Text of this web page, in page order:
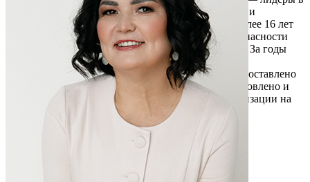
сфере пожарной безопасности на территории Уфы и
Республики Башкортостан. Наша компания уже более 16 лет
успешно оказывает услуги в сфере пожарной безопасности
объектов различной направленности и сложности. За годы
работы нами было выполнено более 350 проектов,
установлено более 650 систем видеонаблюдения, поставлено
на заводы 170 тонн средств пожаротушения, установлено и
введено в эксплуатацию систем пожарной сигнализации на